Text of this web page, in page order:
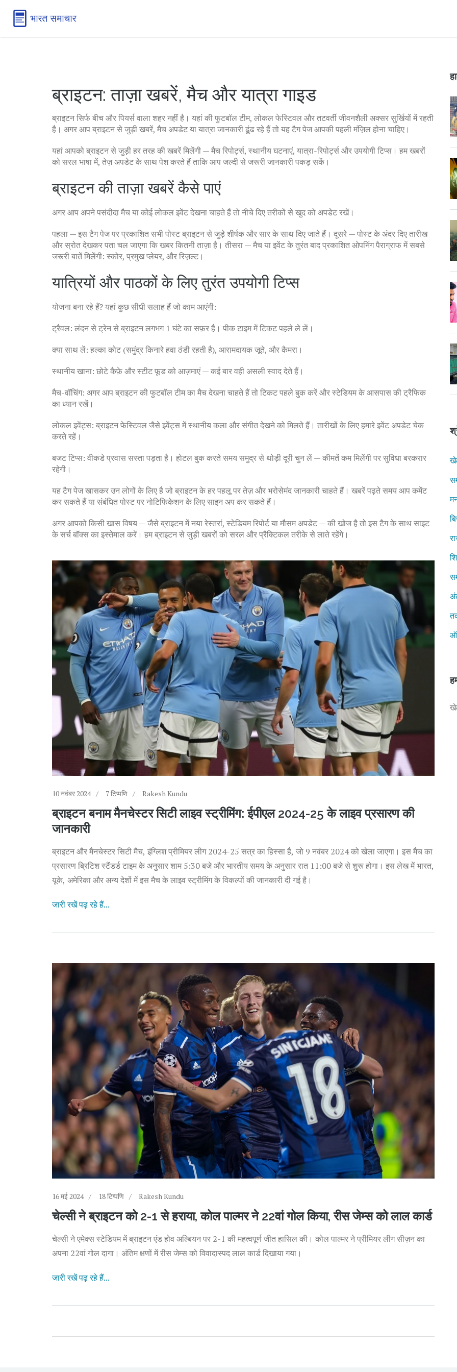
ब्राइटन: ताज़ा खबरें, मैच और यात्रा गाइड
ब्राइटन सिर्फ बीच और पियर्स वाला शहर नहीं है। यहां की फुटबॉल टीम, लोकल फेस्टिवल और तटवर्ती जीवनशैली अक्सर सुर्खियों में रहती
है। अगर आप ब्राइटन से जुड़ी खबरें, मैच अपडेट या यात्रा जानकारी ढूंढ रहे हैं तो यह टैग पेज आपकी पहली मंज़िल होना चाहिए।
यहां आपको ब्राइटन से जुड़ी हर तरह की खबरें मिलेंगी — मैच रिपोर्ट्स, स्थानीय घटनाएं, यात्रा-रिपोर्ट्स और उपयोगी टिप्स। हम खबरों
को सरल भाषा में, तेज़ अपडेट के साथ पेश करते हैं ताकि आप जल्दी से जरूरी जानकारी पकड़ सकें।
ब्राइटन की ताज़ा खबरें कैसे पाएं
अगर आप अपने पसंदीदा मैच या कोई लोकल इवेंट देखना चाहते हैं तो नीचे दिए तरीकों से खुद को अपडेट रखें।
पहला — इस टैग पेज पर प्रकाशित सभी पोस्ट ब्राइटन से जुड़े शीर्षक और सार के साथ दिए जाते हैं। दूसरे — पोस्ट के अंदर दिए तारीख
और स्रोत देखकर पता चल जाएगा कि खबर कितनी ताज़ा है। तीसरा — मैच या इवेंट के तुरंत बाद प्रकाशित ओपनिंग पैराग्राफ में सबसे
जरूरी बातें मिलेंगी: स्कोर, प्रमुख प्लेयर, और रिज़ल्ट।
यात्रियों और पाठकों के लिए तुरंत उपयोगी टिप्स
योजना बना रहे हैं? यहां कुछ सीधी सलाह हैं जो काम आएंगी:
ट्रैवल: लंदन से ट्रेन से ब्राइटन लगभग 1 घंटे का सफ़र है। पीक टाइम में टिकट पहले ले लें।
क्या साथ लें: हल्का कोट (समुंद्र किनारे हवा ठंडी रहती है), आरामदायक जूते, और कैमरा।
स्थानीय खाना: छोटे कैफ़े और स्टीट फूड को आज़माएं — कई बार वही असली स्वाद देते हैं।
मैच-वॉचिंग: अगर आप ब्राइटन की फुटबॉल टीम का मैच देखना चाहते हैं तो टिकट पहले बुक करें और स्टेडियम के आसपास की ट्रैफिक
का ध्यान रखें।
लोकल इवेंट्स: ब्राइटन फेस्टिवल जैसे इवेंट्स में स्थानीय कला और संगीत देखने को मिलते हैं। तारीखों के लिए हमारे इवेंट अपडेट चेक
करते रहें।
बजट टिप्स: वीकडे प्रवास सस्ता पड़ता है। होटल बुक करते समय समुद्र से थोड़ी दूरी चुन लें — कीमतें कम मिलेंगी पर सुविधा बरकरार
रहेगी।
यह टैग पेज खासकर उन लोगों के लिए है जो ब्राइटन के हर पहलू पर तेज़ और भरोसेमंद जानकारी चाहते हैं। खबरें पढ़ते समय आप कमेंट
कर सकते हैं या संबंधित पोस्ट पर नोटिफिकेशन के लिए साइन अप कर सकते हैं।
अगर आपको किसी खास विषय — जैसे ब्राइटन में नया रेस्तरां, स्टेडियम रिपोर्ट या मौसम अपडेट — की खोज है तो इस टैग के साथ साइट
के सर्च बॉक्स का इस्तेमाल करें। हम ब्राइटन से जुड़ी खबरों को सरल और प्रैक्टिकल तरीके से लाते रहेंगे।
10 नवंबर 2024 7 टिप्पणि Rakesh Kundu
ब्राइटन बनाम मैनचेस्टर सिटी लाइव स्ट्रीमिंग: ईपीएल 2024-25 के लाइव प्रसारण की
जानकारी
ब्राइटन और मैनचेस्टर सिटी मैच, इंग्लिश प्रीमियर लीग 2024-25 सत्र का हिस्सा है, जो 9 नवंबर 2024 को खेला जाएगा। इस मैच का
प्रसारण ब्रिटिश स्टैंडर्ड टाइम के अनुसार शाम 5:30 बजे और भारतीय समय के अनुसार रात 11:00 बजे से शुरू होगा। इस लेख में भारत,
यूके, अमेरिका और अन्य देशों में इस मैच के लाइव स्ट्रीमिंग के विकल्पों की जानकारी दी गई है।
जारी रखें पढ़ रहे हैं...
16 मई 2024 18 टिप्पणि Rakesh Kundu
चेल्सी ने ब्राइटन को 2-1 से हराया, कोल पाल्मर ने 22वां गोल किया, रीस जेम्स को लाल कार्ड
चेल्सी ने एमेक्स स्टेडियम में ब्राइटन एंड होव अल्बियन पर 2-1 की महत्वपूर्ण जीत हासिल की। कोल पाल्मर ने प्रीमियर लीग सीज़न का
अपना 22वां गोल दागा। अंतिम क्षणों में रीस जेम्स को विवादास्पद लाल कार्ड दिखाया गया।
जारी रखें पढ़ रहे हैं...